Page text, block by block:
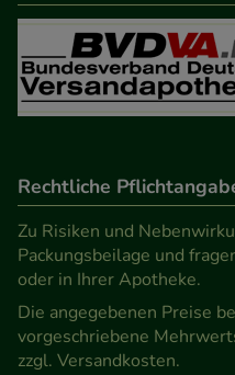
Rechtliche
Zu Risiken und
Packungsbeilage und
oder in Ihrer Apotheke.
Die angegebenen Preise
vorgeschriebene
zzgl. Versandkosten.